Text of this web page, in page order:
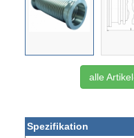
alle
Spezifikation